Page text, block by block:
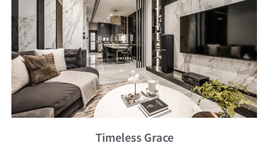
Timeless Grace